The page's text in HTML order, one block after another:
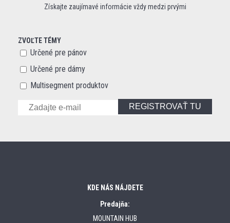
Získajte zaujímavé informácie vždy medzi prvými
ZVOĽTE TÉMY
Určené pre pánov
Určené pre dámy
Multisegment produktov
REGISTROVAŤ TU
KDE NÁS NÁJDETE
Predajňa:
MOUNTAIN HUB